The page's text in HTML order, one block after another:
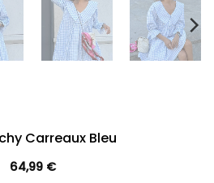
Carreaux Bleu
64,99 €